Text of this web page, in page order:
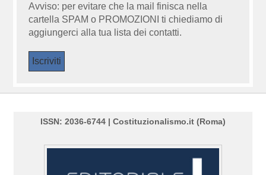
Avviso: per evitare che la mail finisca nella
cartella SPAM o PROMOZIONI ti chiediamo di
aggiungerci alla tua lista dei contatti.
ISSN: 2036-6744 | Costituzionalismo.it (Roma)